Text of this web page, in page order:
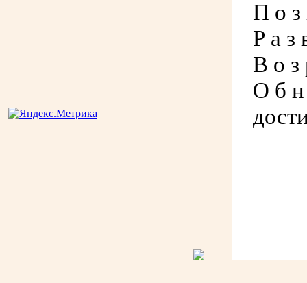
П о з
Р а з
В о з
О б н